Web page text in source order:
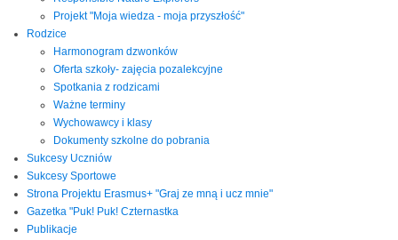
Projekt "Moja wiedza - moja przyszłość"
Rodzice
Harmonogram dzwonków
Oferta szkoły- zajęcia pozalekcyjne
Spotkania z rodzicami
Ważne terminy
Wychowawcy i klasy
Dokumenty szkolne do pobrania
Sukcesy Uczniów
Sukcesy Sportowe
Strona Projektu Erasmus+ "Graj ze mną i ucz mnie"
Gazetka "Puk! Puk! Czternastka
Publikacje